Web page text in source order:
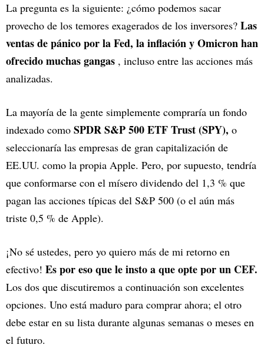
La pregunta es la siguiente: ¿cómo podemos sacar
provecho de los temores exagerados de los inversores? Las
ventas de pánico por la Fed, la inflación y Omicron han
ofrecido muchas gangas , incluso entre las acciones más
analizadas.
La mayoría de la gente simplemente compraría un fondo
indexado como SPDR S&P 500 ETF Trust (SPY), o
seleccionaría las empresas de gran capitalización de
EE.UU. como la propia Apple. Pero, por supuesto, tendría
que conformarse con el mísero dividendo del 1,3 % que
pagan las acciones típicas del S&P 500 (o el aún más
triste 0,5 % de Apple).
¡No sé ustedes, pero yo quiero más de mi retorno en
efectivo! Es por eso que le insto a que opte por un CEF.
Los dos que discutiremos a continuación son excelentes
opciones. Uno está maduro para comprar ahora; el otro
debe estar en su lista durante algunas semanas o meses en
el futuro.